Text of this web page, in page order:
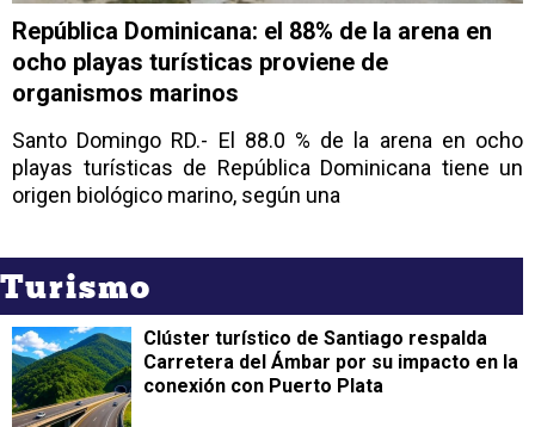
República Dominicana: el 88% de la arena en
ocho playas turísticas proviene de
organismos marinos
Santo Domingo RD.- El 88.0 % de la arena en ocho
playas turísticas de República Dominicana tiene un
origen biológico marino, según una
Turismo
Clúster turístico de Santiago respalda
Carretera del Ámbar por su impacto en la
conexión con Puerto Plata